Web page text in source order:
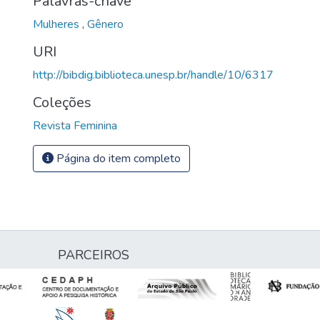
Mulheres , Gênero
URI
http://bibdig.biblioteca.unesp.br/handle/10/6317
Coleções
Revista Feminina
Página do item completo
PARCEIROS